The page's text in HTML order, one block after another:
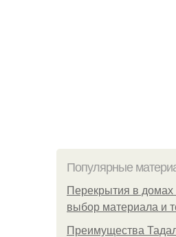
Популярные
Перекрытия в домах
выбор материала и
Преимущества